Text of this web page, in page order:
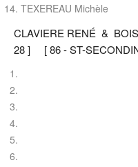
TEXEREAU Michèle
CLAVIERE RENÉ &
28 ] [ 86 - ST-